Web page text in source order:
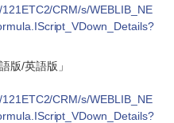
CRM/s/WEBLIB_NE
版/英語版」
CRM/s/WEBLIB_NE